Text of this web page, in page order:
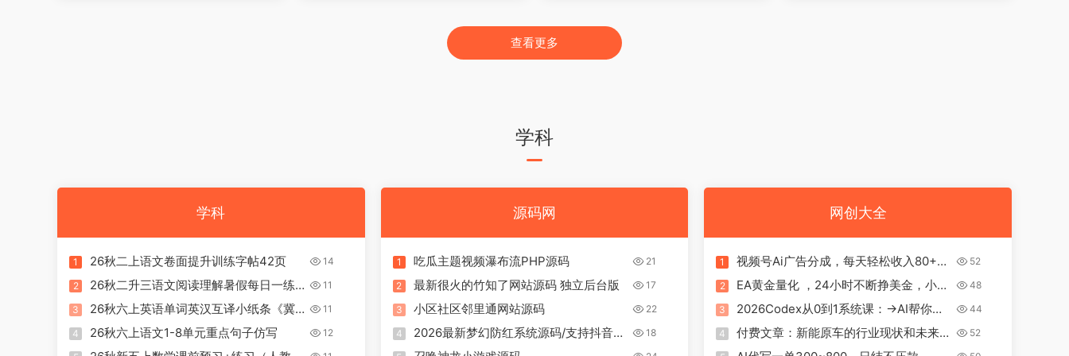
查看更多
学科
学科
1 26秋二上语文卷面提升训练字帖42页 14
2
26秋二升三语文阅读理解暑假每日一练
38天（含答案）三上语文
11
3
26秋六上英语单词英汉互译小纸条《冀
教版》
11
4 26秋六上语文1-8单元重点句子仿写 12
源码网
1 吃瓜主题视频瀑布流PHP源码 21
2 最新很火的竹知了网站源码 独立后台版 17
3 小区社区邻里通网站源码 22
4
2026最新梦幻防红系统源码/支持抖音圆
码
18
网创大全
1
视频号Ai广告分成，每天轻松收入80+，
已稳定运行2年！
52
2
EA黄金量化 ，24小时不断挣美金，小白
轻松上手，日入1000+
48
3
2026Codex从0到1系统课：→AI帮你写
+改+测+交付→覆盖办公开发设计多场景
→解锁高效AI生产力
44
4
付费文章：新能原车的行业现状和未来展
望
52